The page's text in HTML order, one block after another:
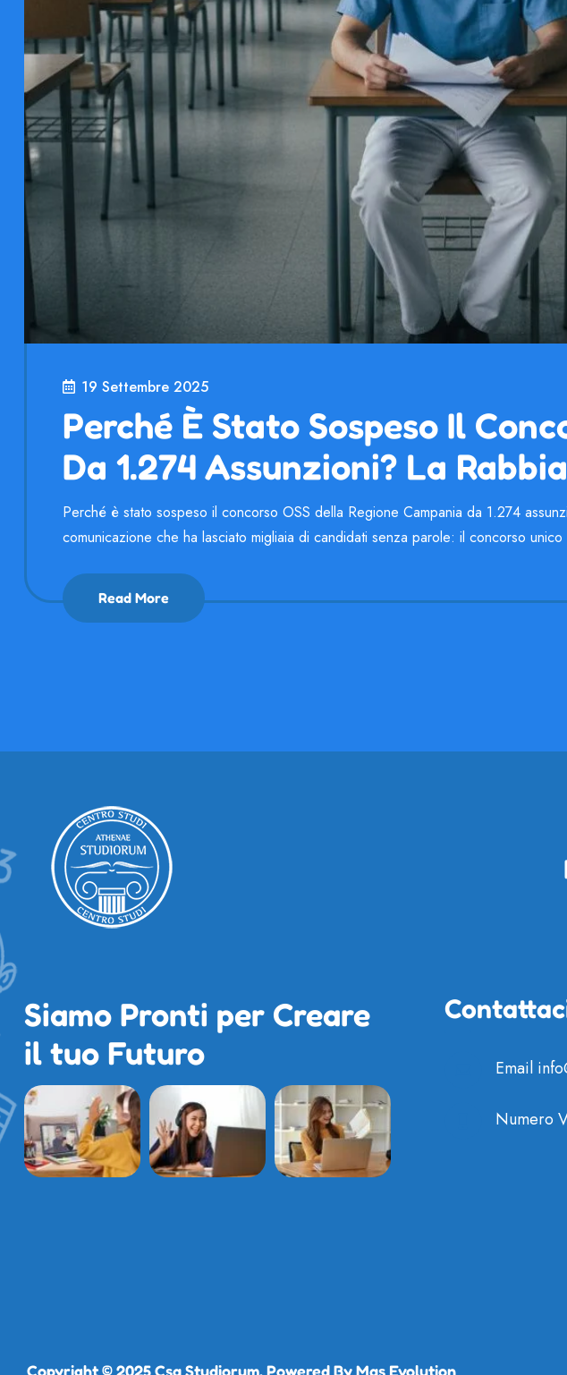
19 Settembre 2025
Perché È Stato Sospeso Il
Da 1.274 Assunzioni? La
Perché è stato sospeso il concorso OSS della Regione Campania da 1.274
comunicazione che ha lasciato migliaia di candidati senza parole: il concorso
Read More
Siamo Pronti per Creare
il tuo Futuro
Email
Numero
Copyright © 2025Csa Studiorum. Powered ByMas Evolution